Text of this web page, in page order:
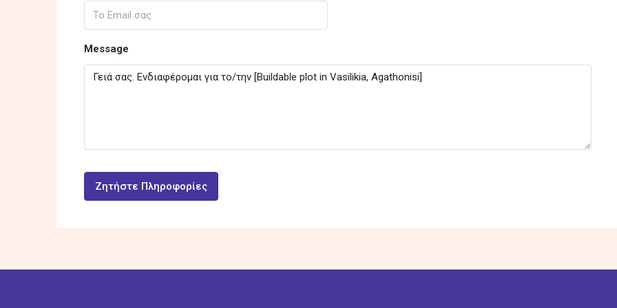
Message
Ζητήστε Πληροφορίες